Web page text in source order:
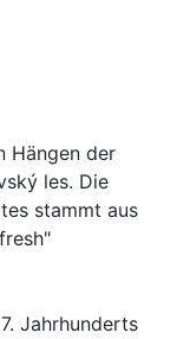
Hängen der
les. Die
stammt aus
Jahrhunderts